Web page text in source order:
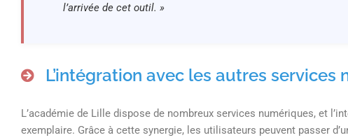
l’arrivée de cet outil. »
L’intégration avec les autres
L’académie de Lille dispose de nombreux services numériques, et
exemplaire. Grâce à cette synergie, les utilisateurs peuvent passer